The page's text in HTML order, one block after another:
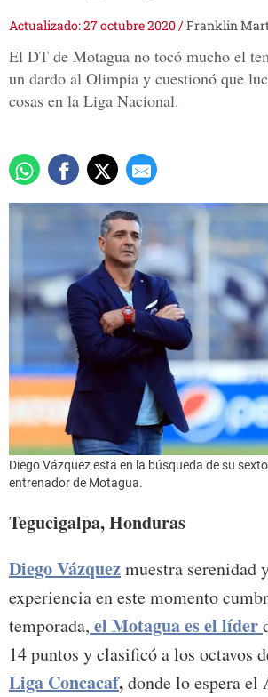
Actualizado: 27 octubre 2020/Franklin
El DT de Motagua no tocó mucho el
un dardo al Olimpia y cuestionó que
cosas en la Liga Nacional.
Diego Vázquez está en la búsqueda de su
entrenador de Motagua.
Tegucigalpa, Honduras
Diego Vázquezmuestra serenidad
experiencia en este momento
temporada, el Motagua es el líder
14 puntos y clasificó a los octavos
Liga Concacaf,donde lo espera el